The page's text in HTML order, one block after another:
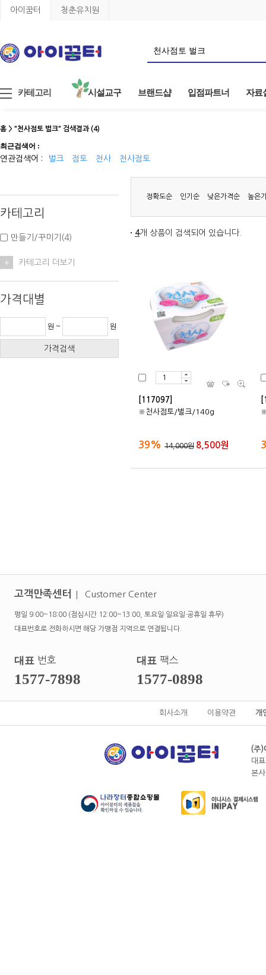
아이꿈터 청춘유치원
카테고리 시설교구 브랜드샵 입점파트너 자료
홈 > "천사점토 벌크" 검색결과 (4)
최근검색어 :
연관검색어 :
벌크 점토 천사 천사점토
카테고리
만들기/꾸미기(4)
+ 카테고리 더보기
가격대별
원 ~ 원
가격검색
정확도순 인기순 낮은가격순 높은
4개 상품이 검색되어 있습니다.
[117097]
※천사점토/벌크/140g
39% 14,000원 8,500원
고객만족센터 Customer Center
평일 9:00~18:00 (점심시간 12:00~13:00, 토요일·일요일·공휴일 휴무)
대표번호로 전화하시면 해당 가맹점 지역으로 연결됩니다.
대표 번호
1577-7898
대표 팩스
1577-0898
회사소개 이용약관 개
(주)
대
본